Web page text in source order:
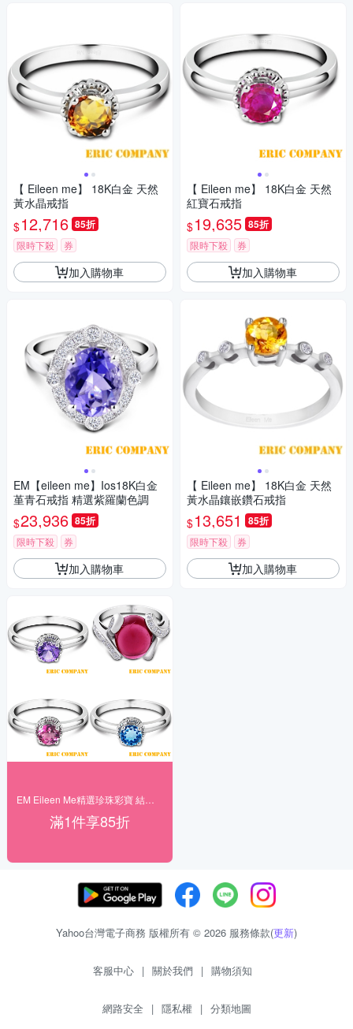
【 Eileen me】 18K白金 天然
黃水晶戒指
$12,716 85折
限時下殺 券
加入購物車
EM【eileen me】Ios18K白金
堇青石戒指 精選紫羅蘭色調
$23,936 85折
限時下殺 券
加入購物車
滿1件享85折
【 Eileen me】 18K白金 天然
紅寶石戒指
$19,635 85折
限時下殺 券
加入購物車
【 Eileen me】 18K白金 天然
黃水晶鑲嵌鑽石戒指
$13,651 85折
限時下殺 券
加入購物車
Yahoo台灣電子商務 版權所有 © 2026 服務條款(更新)
客服中心 | 關於我們 | 購物須知
網路安全 | 隱私權 | 分類地圖